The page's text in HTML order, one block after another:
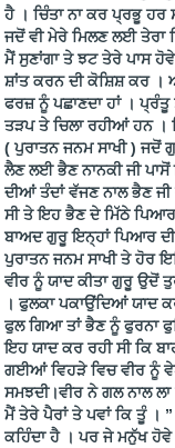
ਹੈ । ਚਿੰਤਾ ਨਾ ਕਰ ਪ੍ਰਭੂ ਹਰ
ਜਦੋਂ ਵੀ ਮੇਰੇ ਮਿਲਣ ਲਈ ਤੇਰਾ
ਮੈਂ ਸੁਣਾਂਗਾ ਤੇ ਝਟ ਤੇਰੇ ਪਾਸ
ਸ਼ਾਂਤ ਕਰਨ ਦੀ ਕੋਸ਼ਿਸ਼ ਕਰ
ਫਰਜ਼ ਨੂੰ ਪਛਾਣਦਾ ਹਾਂ ।
ਤੜਪ ਤੇ ਚਿਲਾ ਰਹੀਆਂ ਹਨ ।
( ਪੁਰਾਤਨ ਜਨਮ ਸਾਖੀ ) ਜਦੋਂ
ਲੈਣ ਲਈ ਭੈਣ ਨਾਨਕੀ ਜੀ
ਦੀਆਂ ਤੰਦਾਂ ਵੱਜਣ ਨਾਲ ਭੈਣ
ਸੀ ਤੇ ਇਹ ਭੈਣ ਦੇ ਮਿੱਠੇ ਪਿਆਰ
ਬਾਅਦ ਗੁਰੂ ਇਨ੍ਹਾਂ ਪਿਆਰ
ਪੁਰਾਤਨ ਜਨਮ ਸਾਖੀ ਤੇ ਹੋਰ
ਵੀਰ ਨੂੰ ਯਾਦ ਕੀਤਾ ਗੁਰੂ ਉਦੋਂ
। ਫੁਲਕਾ ਪਕਾਉਂਦਿਆਂ ਯਾਦ
ਫੁਲ ਗਿਆ ਤਾਂ ਭੈਣ ਨੂੰ ਫੁਰਨਾ
ਇਹ ਯਾਦ ਕਰ ਰਹੀ ਸੀ ਕਿ
ਗਈਆਂ ਵਿਹੜੇ ਵਿਚ ਵੀਰ ਨੂੰ
ਸਮਝਦੀ।ਵੀਰ ਨੇ ਗਲ ਨਾਲ
ਮੈਂ ਤੇਰੇ ਪੈਰਾਂ ਤੇ ਪਵਾਂ ਕਿ ਤੂੰ ।
ਕਹਿੰਦਾ ਹੈ । ਪਰ ਜੇ ਮਨੁੱਖ ਹੋਵੇ